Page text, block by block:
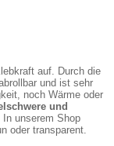
auf. Durch die
und ist sehr
noch Wärme oder
und
unserem Shop
oder transparent.